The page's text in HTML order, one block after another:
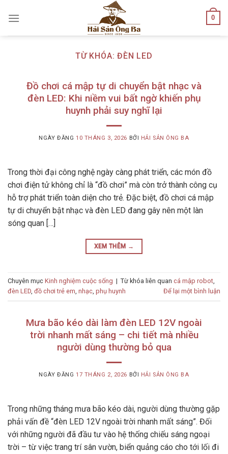
0
TỪ KHÓA:ĐÈN LED
Đồ chơi cá mập tự di chuyển bật nhạc và
đèn LED: Khi niềm vui bất ngờ khiến phụ
huynh phải suy nghĩ lại
NGÀY ĐĂNG 10 THÁNG 3, 2026 BỞI HẢI SẢN ÔNG BA
Trong thời đại công nghệ ngày càng phát triển, các món đồ
chơi điện tử không chỉ là “đồ chơi” mà còn trở thành công cụ
hỗ trợ phát triển toàn diện cho trẻ. Đặc biệt, đồ chơi cá mập
tự di chuyển bật nhạc và đèn LED đang gây nên một làn
sóng quan […]
XEM THÊM →
Chuyên mục Kinh nghiệm cuộc sống | Từ khóa liên quan cá mập robot,
đèn LED, đồ chơi trẻ em, nhạc, phụ huynh Để lại một bình luận
Mưa bão kéo dài làm đèn LED 12V ngoài
trời nhanh mất sáng – chi tiết mà nhiều
người dùng thường bỏ qua
NGÀY ĐĂNG 17 THÁNG 2, 2026 BỞI HẢI SẢN ÔNG BA
Trong những tháng mưa bão kéo dài, người dùng thường gặp
phải vấn đề “đèn LED 12V ngoài trời nhanh mất sáng”. Đối
với những người đã đầu tư vào hệ thống chiếu sáng ngoại
trời – từ việc trang trí sân vườn, biển quảng cáo cho tới lối đi